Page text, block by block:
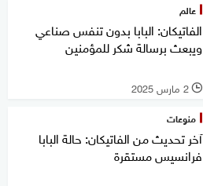
عالم
الفاتيكان: البابا بدون تنفس صناعي
ويبعث برسالة شكر للمؤمنين
l 2 مارس 2025
منوعات
آخر تحديث من الفاتيكان: حالة البابا
فرانسيس مستقرة